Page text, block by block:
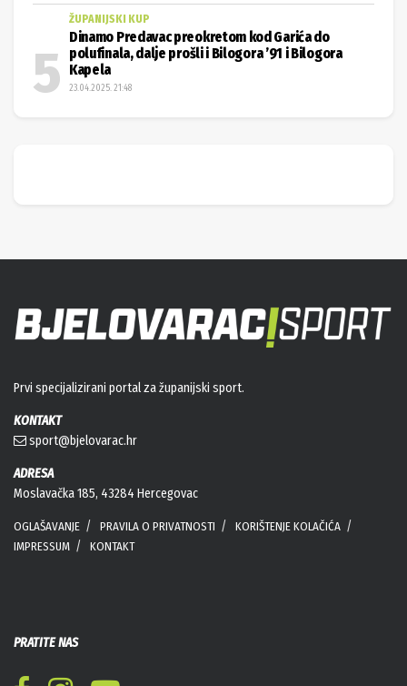
ŽUPANIJSKI KUP
Dinamo Predavac preokretom kod Garića do
polufinala, dalje prošli i Bilogora ’91 i Bilogora
Kapela
23.04.2025. 21:48
Prvi specijalizirani portal za županijski sport.
KONTAKT
sport@bjelovarac.hr
ADRESA
Moslavačka 185, 43284 Hercegovac
OGLAŠAVANJE PRAVILA O PRIVATNOSTI
KORIŠTENJE KOLAČIĆA
IMPRESSUM
KONTAKT
PRATITE NAS